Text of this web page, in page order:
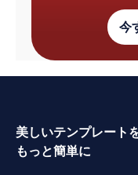
今
美しいテンプレートを
もっと簡単に